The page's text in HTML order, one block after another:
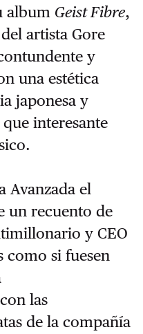
album Geist Fibre,
artista Gore
y
una estética
japonesa y
interesante
Avanzada el
un recuento de
y CEO
como si fuesen
las
de la compañía